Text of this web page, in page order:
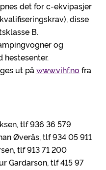
det for c-ekvipasjer
disse
B.
og
ut på www.vihf.no fra
tlf 936 36 579
Øverås, tlf 934 05 911
tlf 913 71 200
Gardarson, tlf 415 97